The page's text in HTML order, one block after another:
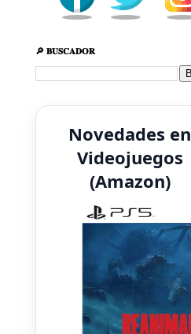
🔎 𝐁𝐔𝐒𝐂𝐀𝐃𝐎𝐑
Novedades en
Videojuegos
(Amazon)